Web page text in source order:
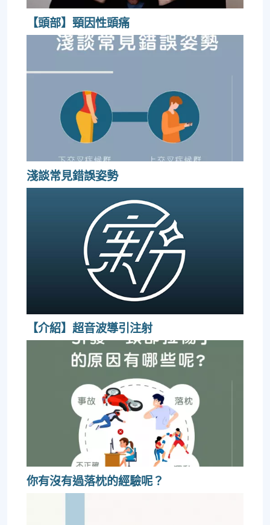
【頭部】頸因性頭痛
淺談常見錯誤姿勢
【介紹】超音波導引注射
你有沒有過落枕的經驗呢？